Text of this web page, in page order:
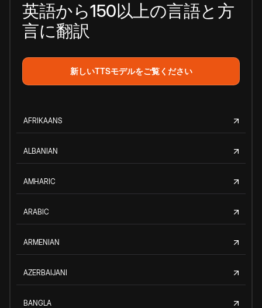
英語から150以上の言語と方
言に翻訳
新しいTTSモデルをご覧ください
AFRIKAANS
ALBANIAN
AMHARIC
ARABIC
ARMENIAN
AZERBAIJANI
BANGLA